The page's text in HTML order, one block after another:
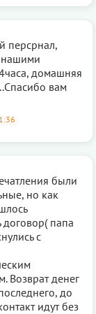
персрнал,
нашими
домашняя
вам
были
но как
договор( папа
с
Возврат денег
до
идут без